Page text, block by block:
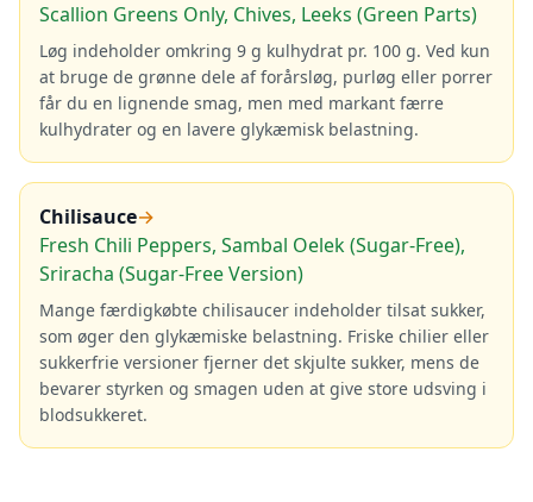
Scallion Greens Only, Chives, Leeks (Green Parts)
Løg indeholder omkring 9 g kulhydrat pr. 100 g. Ved kun
at bruge de grønne dele af forårsløg, purløg eller porrer
får du en lignende smag, men med markant færre
kulhydrater og en lavere glykæmisk belastning.
Chilisauce→
Fresh Chili Peppers, Sambal Oelek (Sugar-Free),
Sriracha (Sugar-Free Version)
Mange færdigkøbte chilisaucer indeholder tilsat sukker,
som øger den glykæmiske belastning. Friske chilier eller
sukkerfrie versioner fjerner det skjulte sukker, mens de
bevarer styrken og smagen uden at give store udsving i
blodsukkeret.